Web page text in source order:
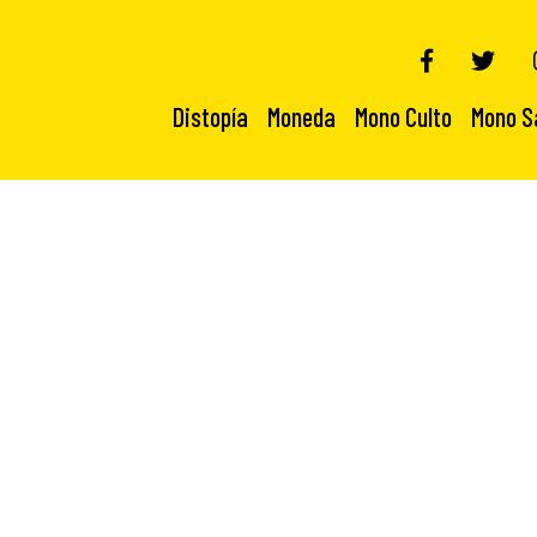
Distopía Moneda Mono Culto Mono